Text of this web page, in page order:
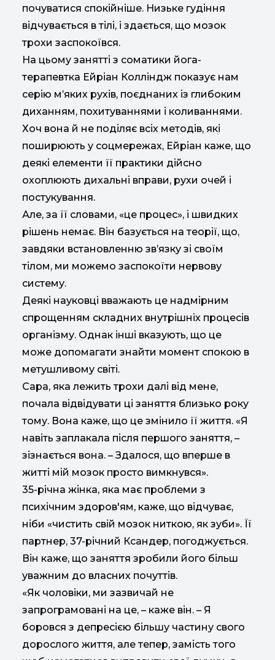
почуватися спокійніше. Низьке гудіння
відчувається в тілі, і здається, що мозок
трохи заспокоївся.
На цьому занятті з соматики йога-
терапевтка Ейріан Колліндж показує нам
серію м’яких рухів, поєднаних із глибоким
диханням, похитуваннями і коливаннями.
Хоч вона й не поділяє всіх методів, які
поширюють у соцмережах, Ейріан каже, що
деякі елементи її практики дійсно
охоплюють дихальні вправи, рухи очей і
постукування.
Але, за її словами, «це процес», і швидких
рішень немає. Він базується на теорії, що,
завдяки встановленню звʼязку зі своїм
тілом, ми можемо заспокоїти нервову
систему.
Деякі науковці вважають це надмірним
спрощенням складних внутрішніх процесів
організму. Однак інші вказують, що це
може допомагати знайти момент спокою в
метушливому світі.
Сара, яка лежить трохи далі від мене,
почала відвідувати ці заняття близько року
тому. Вона каже, що це змінило її життя. «Я
навіть заплакала після першого заняття, –
зізнається вона. – Здалося, що вперше в
житті мій мозок просто вимкнувся».
35-річна жінка, яка має проблеми з
психічним здоров'ям, каже, що відчуває,
ніби «чистить свій мозок ниткою, як зуби». Її
партнер, 37-річний Ксандер, погоджується.
Він каже, що заняття зробили його більш
уважним до власних почуттів.
«Як чоловіки, ми зазвичай не
запрограмовані на це, – каже він. – Я
боровся з депресією більшу частину свого
дорослого життя, але тепер, замість того